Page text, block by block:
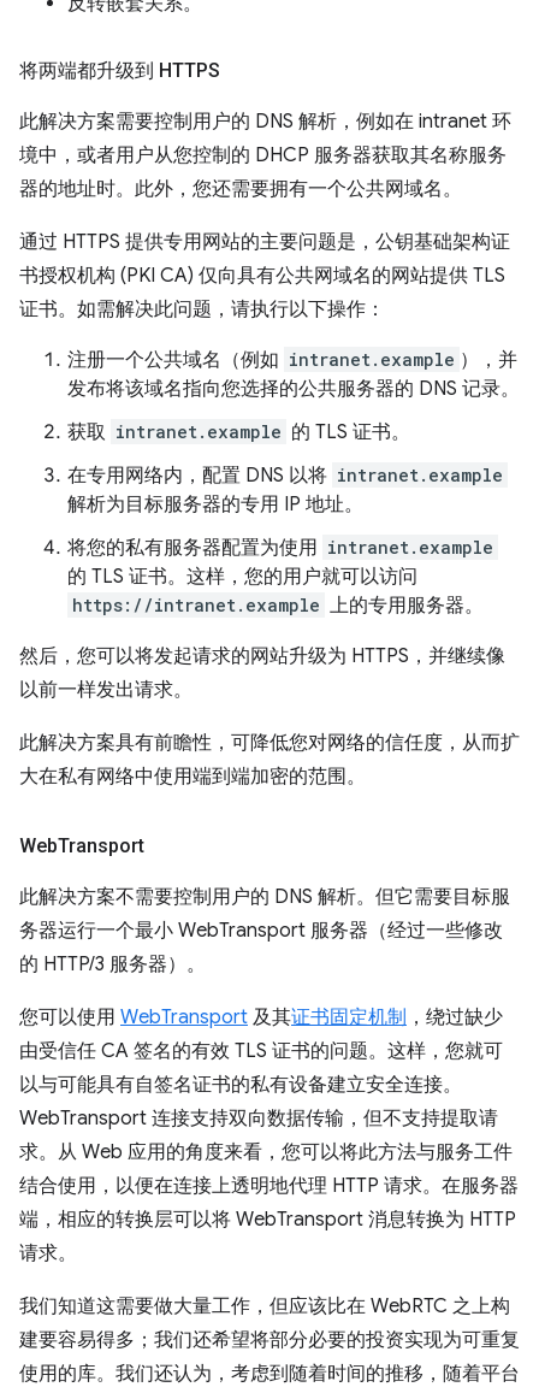
将两端都升级到 HTTPS
此解决方案需要控制用户的 DNS 解析，例如在 intranet 环
境中，或者用户从您控制的 DHCP 服务器获取其名称服务
器的地址时。此外，您还需要拥有一个公共网域名。
通过 HTTPS 提供专用网站的主要问题是，公钥基础架构证
书授权机构 (PKI CA) 仅向具有公共网域名的网站提供 TLS
证书。如需解决此问题，请执行以下操作：
注册一个公共域名（例如 intranet.example ），并
发布将该域名指向您选择的公共服务器的 DNS 记录。
获取 intranet.example 的 TLS 证书。
在专用网络内，配置 DNS 以将 intranet.example
解析为目标服务器的专用 IP 地址。
将您的私有服务器配置为使用 intranet.example
的 TLS 证书。这样，您的用户就可以访问
https://intranet.example 上的专用服务器。
然后，您可以将发起请求的网站升级为 HTTPS，并继续像
以前一样发出请求。
此解决方案具有前瞻性，可降低您对网络的信任度，从而扩
大在私有网络中使用端到端加密的范围。
WebTransport
此解决方案不需要控制用户的 DNS 解析。但它需要目标服
务器运行一个最小 WebTransport 服务器（经过一些修改
的 HTTP/3 服务器）。
您可以使用 WebTransport 及其证书固定机制 ，绕过缺少
由受信任 CA 签名的有效 TLS 证书的问题。这样，您就可
以与可能具有自签名证书的私有设备建立安全连接。
WebTransport 连接支持双向数据传输，但不支持提取请
求。从 Web 应用的角度来看，您可以将此方法与服务工件
结合使用，以便在连接上透明地代理 HTTP 请求。在服务器
端，相应的转换层可以将 WebTransport 消息转换为 HTTP
请求。
我们知道这需要做大量工作，但应该比在 WebRTC 之上构
建要容易得多；我们还希望将部分必要的投资实现为可重复
使用的库。我们还认为，考虑到随着时间的推移，随着平台